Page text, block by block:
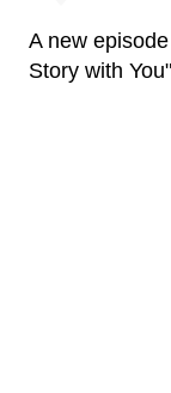
A new
Story with